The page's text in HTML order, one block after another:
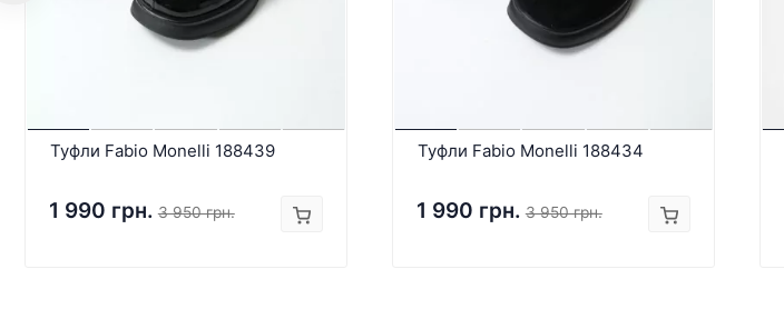
Туфли Fabio Monelli 188439
1 990 грн. 3 950 грн.
Туфли Fabio Monelli 188434
1 990 грн. 3 950 грн.